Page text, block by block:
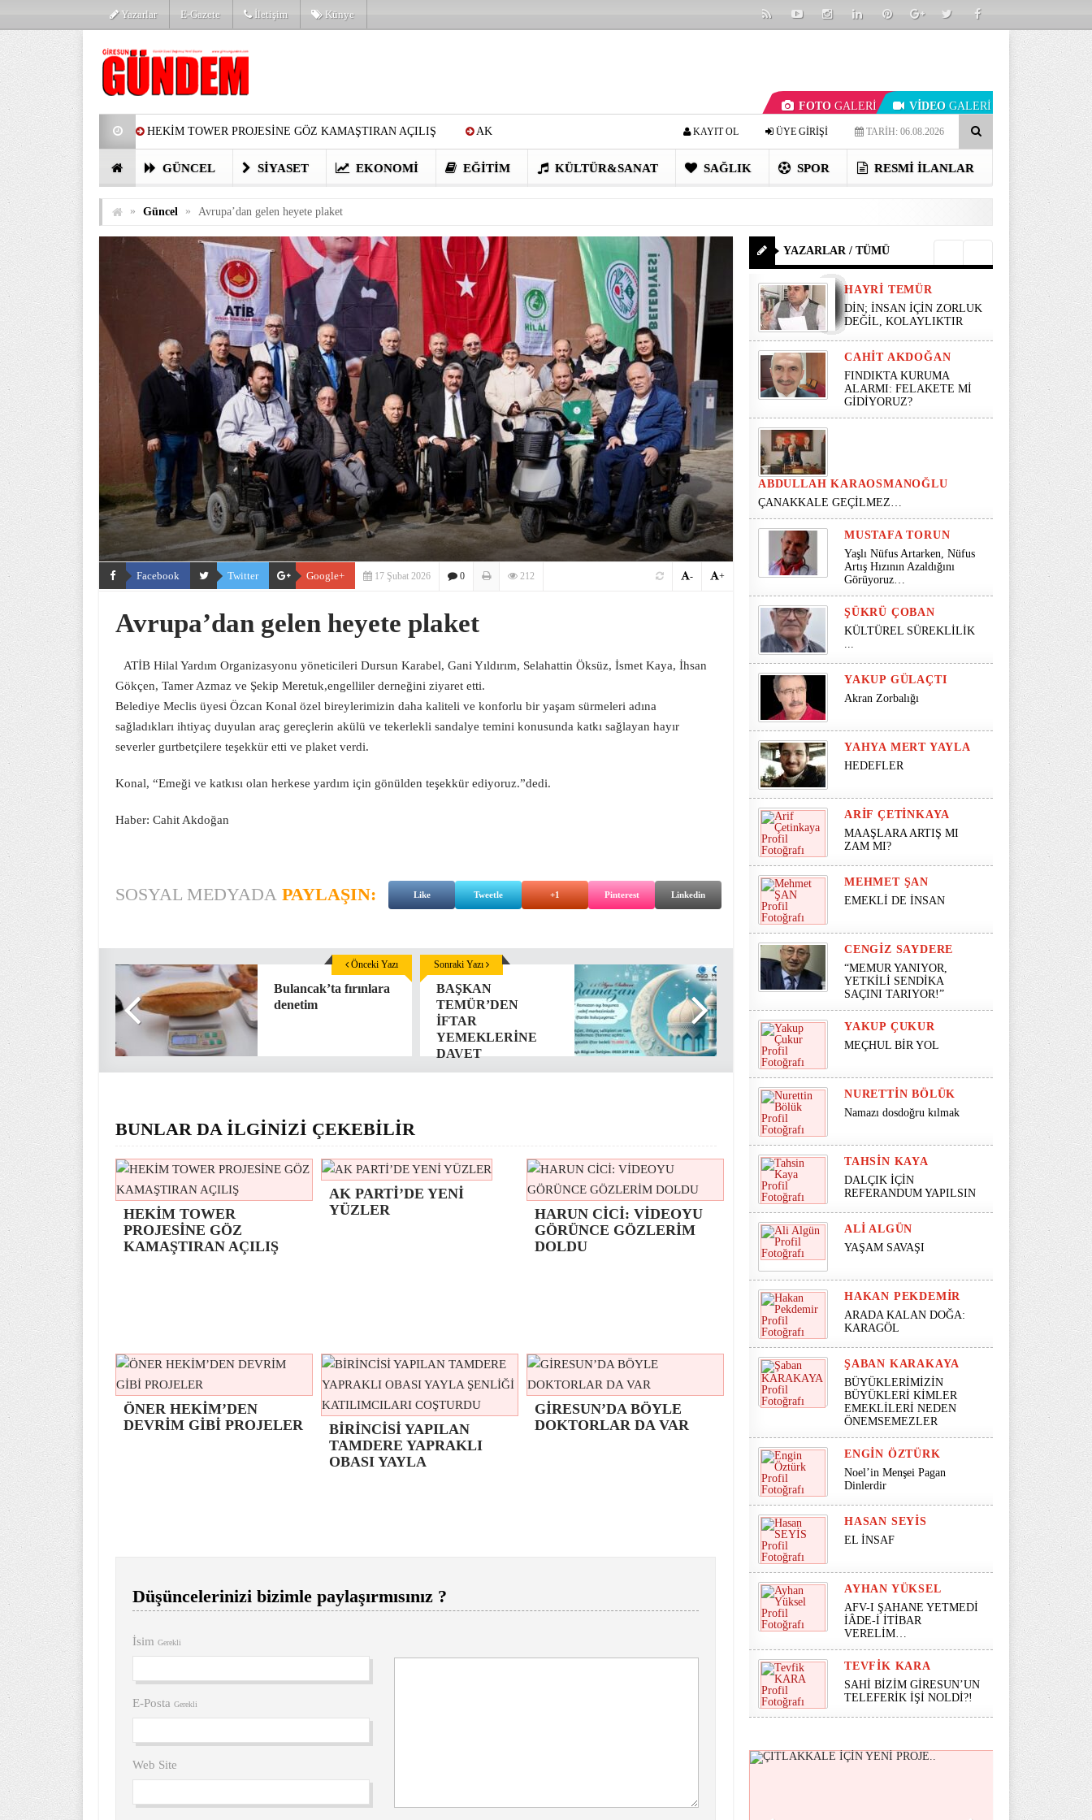
Yazarlar E-Gazete İletişim Künye
FOTO GALERİ VİDEO GALERİ
HEKİM TOWER PROJESİNE GÖZ KAMAŞTIRAN AÇILIŞ AK
PARTİ’DE YENİ YÜZLER HARUN CİCİ: VİDEOYU GÖRÜNCE
BİRİNCİSİ YAPILAN TAMDERE YAPRAKLI OBASI YAYLA ŞENLİĞİ
KATILIMCILARI COŞTURDU
TARİH: 06.08.2026
ÜYE GİRİŞİ
KAYIT OL
GÜNCEL SIYASET EKONOMI EĞITIM KÜLTÜR&SANAT SAĞLIK SPOR RESMI İLANLAR
» Güncel » Avrupa’dan gelen heyete plaket
Facebook Twitter Google+ 17 Şubat 2026 0 212 +
-
Avrupa’dan gelen heyete plaket
ATİB Hilal Yardım Organizasyonu yöneticileri Dursun Karabel, Gani Yıldırım, Selahattin Öksüz, İsmet Kaya, İhsan
Gökçen, Tamer Azmaz ve Şekip Meretuk,engelliler derneğini ziyaret etti.
Belediye Meclis üyesi Özcan Konal özel bireylerimizin daha kaliteli ve konforlu bir yaşam sürmeleri adına
sağladıkları ihtiyaç duyulan araç gereçlerin akülü ve tekerlekli sandalye temini konusunda katkı sağlayan hayır
severler gurtbetçilere teşekkür etti ve plaket verdi.
Konal, “Emeği ve katkısı olan herkese yardım için gönülden teşekkür ediyoruz.”dedi.
Haber: Cahit Akdoğan
SOSYAL MEDYADA PAYLAŞIN: Like Tweetle +1 Pinterest Linkedin
Bulancak’ta fırınlara
denetim
Önceki Yazı
BAŞKAN
TEMÜR’DEN
İFTAR
YEMEKLERİNE
DAVET
Sonraki Yazı
BUNLAR DA İLGİNİZİ ÇEKEBİLİR
HEKİM TOWER
PROJESİNE GÖZ
KAMAŞTIRAN AÇILIŞ
AK PARTİ’DE YENİ
YÜZLER
HARUN CİCİ: VİDEOYU
GÖRÜNCE GÖZLERİM
DOLDU
ÖNER HEKİM’DEN
DEVRİM GİBİ PROJELER
BİRİNCİSİ YAPILAN
TAMDERE YAPRAKLI
OBASI YAYLA
GİRESUN’DA BÖYLE
DOKTORLAR DA VAR
Düşüncelerinizi bizimle paylaşırmısınız ?
İsim Gerekli
E-Posta Gerekli
Web Site
YAZARLAR / TÜMÜ
HAYRI TEMÜR
DİN; İNSAN İÇİN ZORLUK
DEĞİL, KOLAYLIKTIR
CAHIT AKDOĞAN
FINDIKTA KURUMA
ALARMI: FELAKETE Mİ
GİDİYORUZ?
ABDULLAH KARAOSMANOĞLU
ÇANAKKALE GEÇİLMEZ…
MUSTAFA TORUN
Yaşlı Nüfus Artarken, Nüfus
Artış Hızının Azaldığını
Görüyoruz…
ŞÜKRÜ ÇOBAN
KÜLTÜREL SÜREKLİLİK
...
YAKUP GÜLAÇTI
Akran Zorbalığı
YAHYA MERT YAYLA
HEDEFLER
ARIF ÇETINKAYA
MAAŞLARA ARTIŞ MI
ZAM MI?
MEHMET ŞAN
EMEKLİ DE İNSAN
CENGIZ SAYDERE
“MEMUR YANIYOR,
YETKİLİ SENDİKA
SAÇINI TARIYOR!”
YAKUP ÇUKUR
MEÇHUL BİR YOL
NURETTIN BÖLÜK
Namazı dosdoğru kılmak
TAHSIN KAYA
DALÇIK İÇİN
REFERANDUM YAPILSIN
ALI ALGÜN
YAŞAM SAVAŞI
HAKAN PEKDEMIR
ARADA KALAN DOĞA:
KARAGÖL
ŞABAN KARAKAYA
BÜYÜKLERİMİZİN
BÜYÜKLERİ KİMLER
EMEKLİLERİ NEDEN
ÖNEMSEMEZLER
ENGIN ÖZTÜRK
Noel’in Menşei Pagan
Dinlerdir
HASAN SEYİS
EL İNSAF
AYHAN YÜKSEL
AFV-I ŞAHANE YETMEDİ
İÂDE-İ İTİBAR
VERELİM…
TEVFIK KARA
SAHİ BİZİM GİRESUN’UN
TELEFERİK İŞİ NOLDİ?!